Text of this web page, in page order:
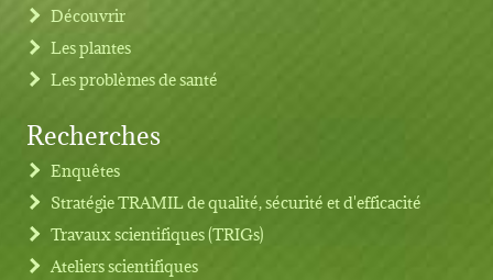
Footer menu
Découvrir
Les plantes
Les problèmes de santé
Recherches
Enquêtes
Stratégie TRAMIL de qualité, sécurité et d'efficacité
Travaux scientifiques (TRIGs)
Ateliers scientifiques